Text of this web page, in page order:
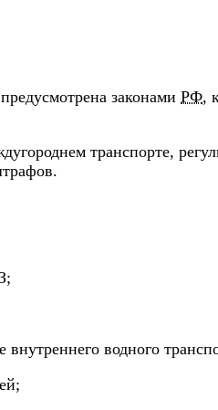
законами РФ,
транспорте,
водного